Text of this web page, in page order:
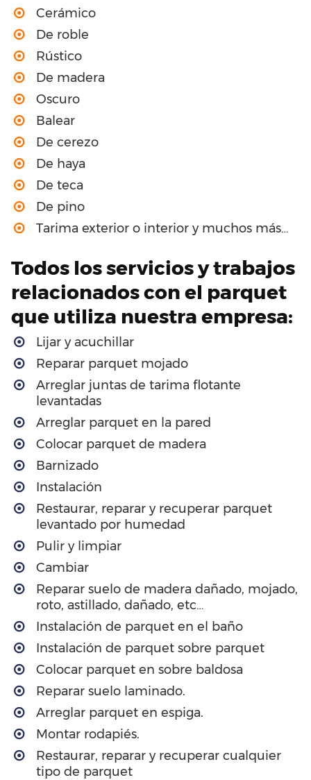
Cerámico
De roble
Rústico
De madera
Oscuro
Balear
De cerezo
De haya
De teca
De pino
Tarima exterior o interior y muchos más…
Todos los servicios y trabajos
relacionados con el parquet
que utiliza nuestra empresa:
Lijar y acuchillar
Reparar parquet mojado
Arreglar juntas de tarima flotante
levantadas
Arreglar parquet en la pared
Colocar parquet de madera
Barnizado
Instalación
Restaurar, reparar y recuperar parquet
levantado por humedad
Pulir y limpiar
Cambiar
Reparar suelo de madera dañado, mojado,
roto, astillado, dañado, etc…
Instalación de parquet en el baño
Instalación de parquet sobre parquet
Colocar parquet en sobre baldosa
Reparar suelo laminado.
Arreglar parquet en espiga.
Montar rodapiés.
Restaurar, reparar y recuperar cualquier
tipo de parquet